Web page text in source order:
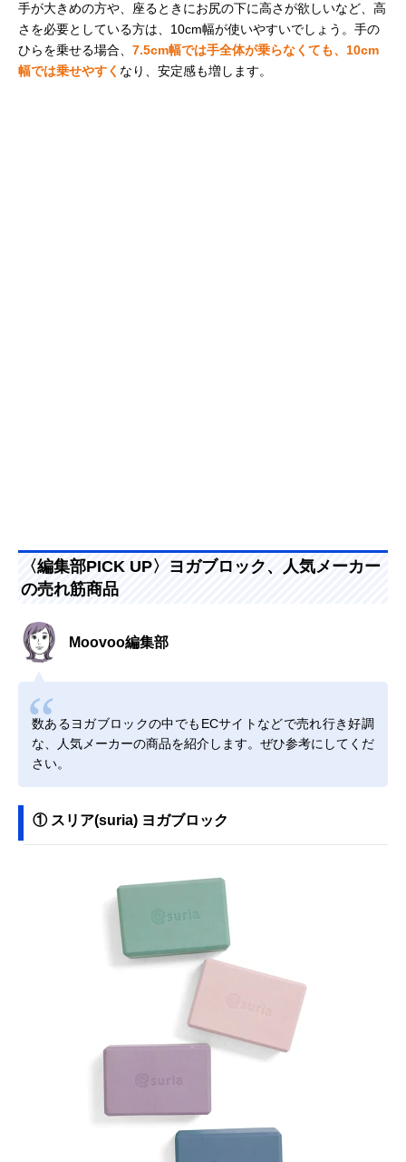
手が大きめの方や、座るときにお尻の下に高さが欲しいなど、高
さを必要としている方は、10cm幅が使いやすいでしょう。手の
ひらを乗せる場合、 7.5cm幅では手全体が乗らなくても、10cm
幅では乗せやすく なり、安定感も増します。
〈編集部PICK UP〉ヨガブロック、人気メーカー
の売れ筋商品
Moovoo編集部
数あるヨガブロックの中でもECサイトなどで売れ行き好調
な、人気メーカーの商品を紹介します。ぜひ参考にしてくだ
さい。
① スリア(suria) ヨガブロック